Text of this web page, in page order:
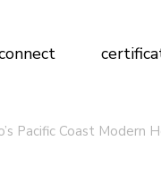
Pacific Coast Modern